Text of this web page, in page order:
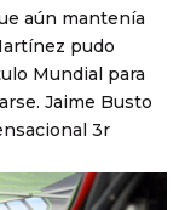
aún mantenía
pudo
Mundial para
Jaime Busto
3r